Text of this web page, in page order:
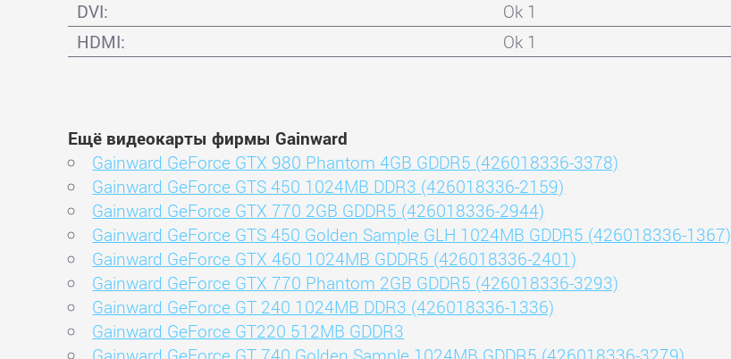
DVI:
Ok 1
HDMI:
Ok 1
Ещё видеокарты фирмы Gainward
Gainward GeForce GTX 980 Phantom 4GB GDDR5 (426018336-3378)
Gainward GeForce GTS 450 1024MB DDR3 (426018336-2159)
Gainward GeForce GTX 770 2GB GDDR5 (426018336-2944)
Gainward GeForce GTS 450 Golden Sample GLH 1024MB GDDR5 (426018336-1367)
Gainward GeForce GTX 460 1024MB GDDR5 (426018336-2401)
Gainward GeForce GTX 770 Phantom 2GB GDDR5 (426018336-3293)
Gainward GeForce GT 240 1024MB DDR3 (426018336-1336)
Gainward GeForce GT220 512MB GDDR3